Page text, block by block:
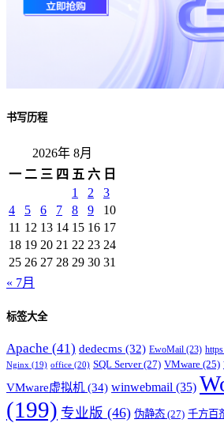
书写历程
2026年 8月
一 二 三 四 五 六 日
1
2
3
4
5 6 7 8 9
10
11 12 13 14 15 16 17
18 19 20 21 22 23 24
25 26 27 28 29 30 31
« 7月
标签大全
Apache (41) dedecms (32) EwoMail (23) https
Nginx (19) office (20) SQL Server(27) VMware (25)
VMware虚拟机 (34) winwebmail (35)
(199) 专业版 (46) 伪静态 (27) 千方百